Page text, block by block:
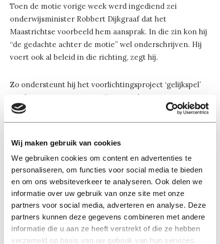
Wij maken gebruik van cookies
We gebruiken cookies om content en advertenties te
personaliseren, om functies voor social media te bieden
en om ons websiteverkeer te analyseren. Ook delen we
informatie over uw gebruik van onze site met onze
partners voor social media, adverteren en analyse. Deze
partners kunnen deze gegevens combineren met andere
informatie die u aan ze heeft verstrekt of die ze hebben
verzameld op basis van uw gebruik van hun services.
Toen de motie vorige week werd ingediend zei
onderwijsminister Robbert Dijkgraaf dat het
Maastrichtse voorbeeld hem aansprak. In die zin kon hij
“de gedachte achter de motie” wel onderschrijven. Hij
voert ook al beleid in die richting, zegt hij.
Zo ondersteunt hij het voorlichtingsproject ‘gelijkspel’
van het expertisecentrum Rutgers, dat
studieverenigingen en studenten tijdens de komende
introductieweken van gratis workshops over seksualiteit
Maar moet de overheid zulke voorlichting in de curricula
verplichtstellen? Dat zou volgens de minister indruisen
tegen de academische vrijheid. Maar hij wilde de motie
niet afkeuren “als u mij toestaat om op een andere
manier uitvoering te geven aan deze motie, door in
gesprek te gaan met de instellingen en dit initiatief
onder de aandacht te brengen”. PvdA-Kamerlid Songül